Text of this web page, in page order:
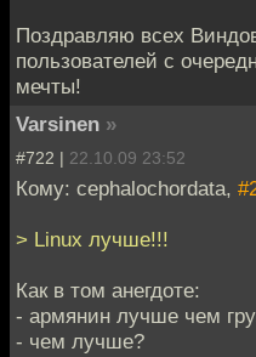
Поздравляю всех
пользователей с
мечты!
Varsinen »
#722 | 22.10.09 23:52
Кому: cephalochordata,
> Linux лучше!!!
Как в том анегдоте:
- армянин лучше чем
- чем лучше?